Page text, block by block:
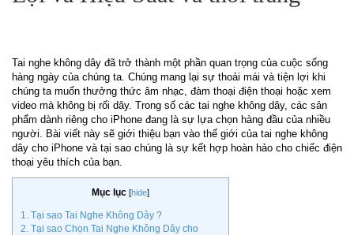
Tai nghe không dây đã trở thành một phần quan trọng của cuộc sống
hàng ngày của chúng ta. Chúng mang lại sự thoải mái và tiện lợi khi
chúng ta muốn thưởng thức âm nhạc, đàm thoại điện thoại hoặc xem
video mà không bị rối dây. Trong số các tai nghe không dây, các sản
phẩm dành riêng cho iPhone đang là sự lựa chọn hàng đầu của nhiều
người. Bài viết này sẽ giới thiệu bạn vào thế giới của tai nghe không
dây cho iPhone và tại sao chúng là sự kết hợp hoàn hảo cho chiếc điện
thoại yêu thích của bạn.
Mục lục [hide]
1. Tại sao Tai Nghe Không Dây ?
2. Tại sao Chọn Tai Nghe Không Dây cho